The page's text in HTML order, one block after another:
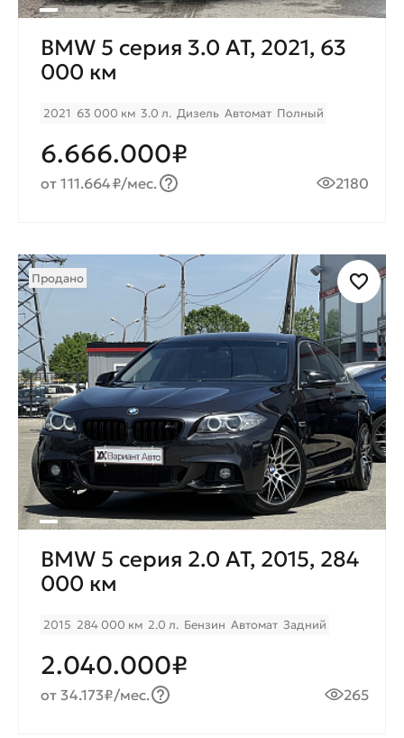
BMW 5 серия 3.0 AT, 2021, 63
000 км
2021 63 000 км 3.0 л. Дизель Автомат Полный
6.666.000₽
от 111.664₽/мес. 2180
Продано
BMW 5 серия 2.0 AT, 2015, 284
000 км
2015 284 000 км 2.0 л. Бензин Автомат Задний
2.040.000₽
от 34.173₽/мес. 265